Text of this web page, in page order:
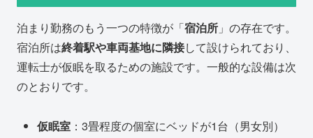
泊まり勤務のもう一つの特徴が「宿泊所 」の存在です。
宿泊所は終着駅や車両基地に隣接して設けられており、
運転士が仮眠を取るための施設です。一般的な設備は次
のとおりです。
仮眠室 ：3畳程度の個室にベッドが1台（男女別）